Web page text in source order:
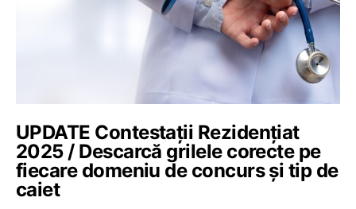
UPDATE Contestații Rezidențiat
2025 / Descarcă grilele corecte pe
fiecare domeniu de concurs și tip de
caiet